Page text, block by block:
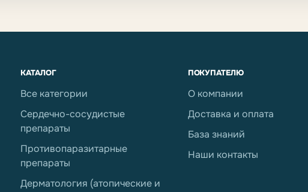
КАТАЛОГ
Все категории
Сердечно-сосудистые
препараты
Противопаразитарные
препараты
Дерматология (атопические и
ПОКУПАТЕЛЮ
О компании
Доставка и оплата
База знаний
Наши контакты